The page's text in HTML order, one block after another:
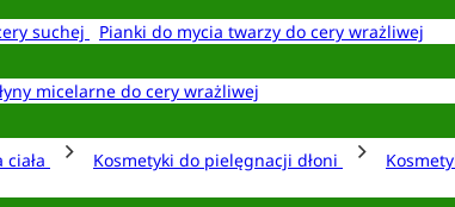
suchej
Pianki do mycia twarzy do cery wrażliwej
micelarne do cery wrażliwej
Kosmetyki do pielęgnacji dłoni